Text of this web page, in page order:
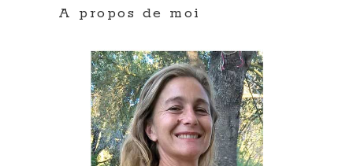
A propos de moi